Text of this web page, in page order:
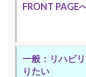
FRONT PAGE
一般：リハビ
りたい